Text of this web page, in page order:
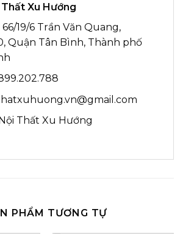
Xu Hướng
19/6 Trần Văn Quang,
Quận Tân Bình, Thành phố
Nội Thất Xu Hướng
PHẨM TƯƠNG TỰ